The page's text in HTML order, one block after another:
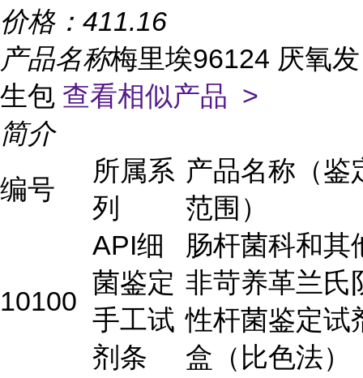
价格： 411.16
产品名称梅里埃96124 厌氧发
生包 查看相似产品 >
简介
编号
所属系
列
产品名称（鉴
范围）
10100
API细
菌鉴定
手工试
剂条
肠杆菌科和其
非苛养革兰氏
性杆菌鉴定试
盒（比色法）